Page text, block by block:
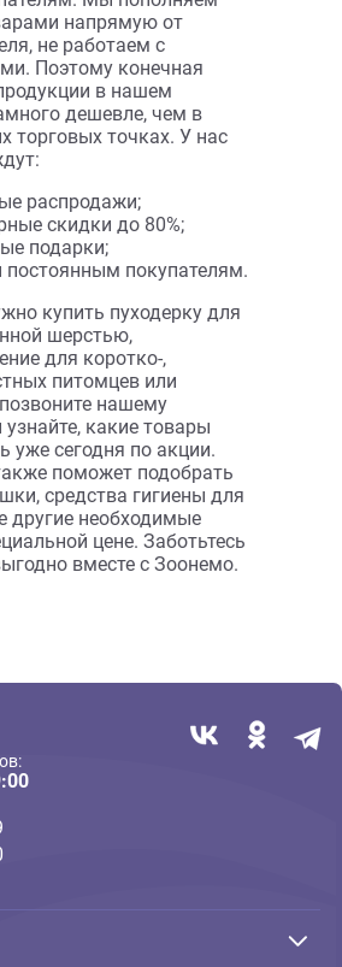
для собак
пород, например, комфи
оснащённые
из нетоксичных
Когтерезки
и поддерживать в
изделий
ветеринарами.
заказ
оформить заказ,
товар в каталоге и
в корзину. Далее
для вас способ
Мы обслуживаем всю
компаниями
почты. Жители Москвы
пункте самовывоза,
возникли вопросы, как
пользоваться расчёской
бесплатную
или обратитесь за
вопросы.